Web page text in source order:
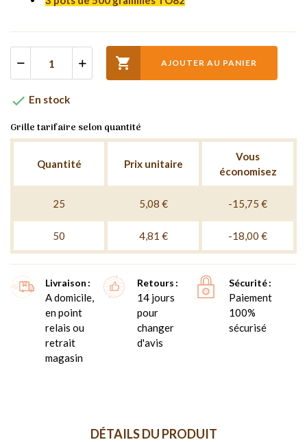
 AJOUTER AU PANIER
 En stock
Grille tarifaire selon quantité
Quantité Prix unitaire
Vous
économisez
25 5,08 € -15,75 €
50 4,81 € -18,00 €
Livraison
A domicile,
en point
relais ou
retrait
magasin
Retours
14 jours
pour
changer
d'avis
Sécurité
Paiement
100%
sécurisé
DÉTAILS DU PRODUIT